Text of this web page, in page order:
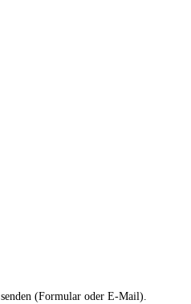
(Formular oder E-Mail).